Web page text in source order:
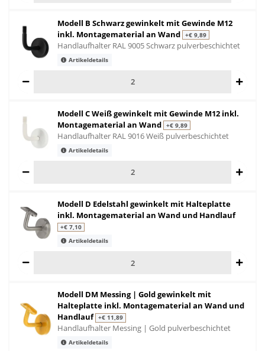
Modell B Schwarz gewinkelt mit Gewinde M12
inkl. Montagematerial an Wand +€ 9,89
Handlaufhalter RAL 9005 Schwarz pulverbeschichtet
Artikeldetails
Modell C Weiß gewinkelt mit Gewinde M12 inkl.
Montagematerial an Wand +€ 9,89
Handlaufhalter RAL 9016 Weiß pulverbeschichtet
Artikeldetails
Modell D Edelstahl gewinkelt mit Halteplatte
inkl. Montagematerial an Wand und Handlauf
+€ 7,10
Artikeldetails
Modell DM Messing | Gold gewinkelt mit
Halteplatte inkl. Montagematerial an Wand und
Handlauf +€ 11,89
Handlaufhalter Messing | Gold pulverbeschichtet
Artikeldetails